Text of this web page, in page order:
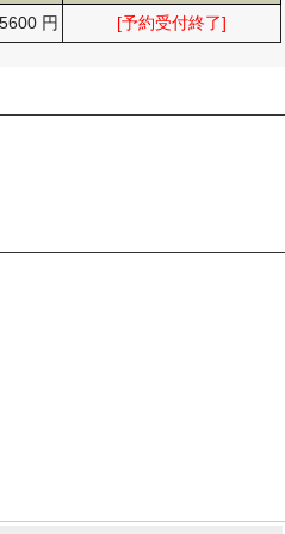
5600 円 [予約受付終了]